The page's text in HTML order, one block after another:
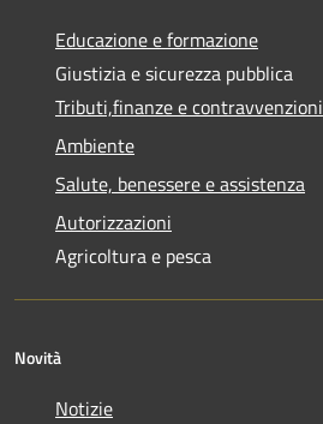
Educazione e formazione
Giustizia e sicurezza pubblica
Tributi,finanze e contravvenzioni
Ambiente
Salute, benessere e assistenza
Autorizzazioni
Agricoltura e pesca
Novità
Notizie